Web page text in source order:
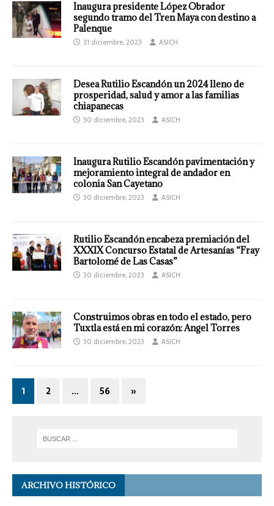
Inaugura presidente López Obrador
segundo tramo del Tren Maya con destino a
Palenque
31 diciembre, 2023 ASICH
Desea Rutilio Escandón un 2024 lleno de
prosperidad, salud y amor a las familias
chiapanecas
30 diciembre, 2023 ASICH
Inaugura Rutilio Escandón pavimentación y
mejoramiento integral de andador en
colonia San Cayetano
30 diciembre, 2023 ASICH
Rutilio Escandón encabeza premiación del
XXXIX Concurso Estatal de Artesanías “Fray
Bartolomé de Las Casas”
30 diciembre, 2023 ASICH
Construimos obras en todo el estado, pero
Tuxtla está en mi corazón: Angel Torres
30 diciembre, 2023 ASICH
1 2 … 56 »
ARCHIVO HISTÓRICO